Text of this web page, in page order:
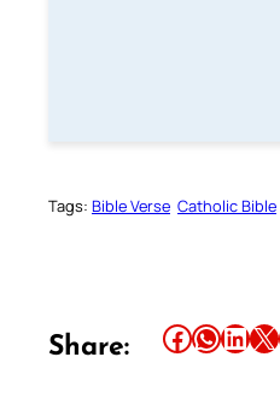
Tags: Bible Verse Catholic Bible
Share: Share this article on Facebook Share this article on WhatsApp Share this article on LinkedIn Share this article on X